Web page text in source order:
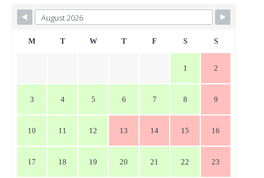
ビ
ゲ
M T W T F S S
1 2
3 4 5 6 7 8 9
10 11 12 13 14 15 16
17 18 19 20 21 22 23